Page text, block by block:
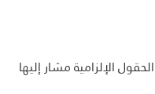
الحقول الإلزامية مشار إليها